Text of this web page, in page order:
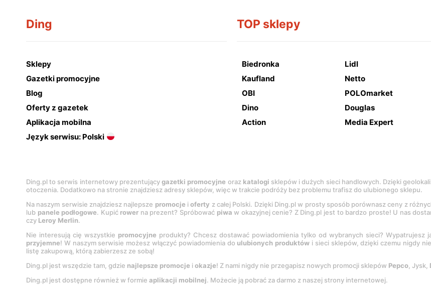
Ding
Sklepy
Gazetki promocyjne
Blog
Oferty z gazetek
Aplikacja mobilna
Język serwisu: Polski
TOP sklepy
Biedronka Lidl
Kaufland
Netto
OBI
POLOmarket
Dino
Douglas
Action
Media Expert
Ding.pl to serwis internetowy prezentującygazetki promocyjne oraz katalogi sklepów i dużych sieci handlowych. Dzięki
otoczenia. Dodatkowo na stronie znajdziesz adresy sklepów, więc w trakcie podróży bez problemu trafisz do ulubionego sklepu.
Na naszym serwisie znajdziesz najlepsze promocje ioferty z całej Polski. Dzięki Ding.pl w prosty sposób porównasz ceny z
lub panele podłogowe. Kupić rower na prezent? Spróbować piwa w okazyjnej cenie? Z Ding.pl jest to bardzo proste! U nas
czy Leroy Merlin.
Nie interesują cię wszystkie promocyjne produkty? Chcesz dostawać powiadomienia tylko od wybranych sieci? Wypatrujesz
przyjemne! W naszym serwisie możesz włączyć powiadomienia do ulubionych produktów i sieci sklepów, dzięki czemu nigdy
listę zakupową, którą zabierzesz ze sobą!
Ding.pl jest wszędzie tam, gdzie najlepsze promocje i okazje! Z nami nigdy nie przegapisz nowych promocji sklepów Pepco, Jysk,
Ding.pl jest dostępne również w formie aplikacji mobilnej. Możecie ją pobrać za darmo z naszej strony internetowej.